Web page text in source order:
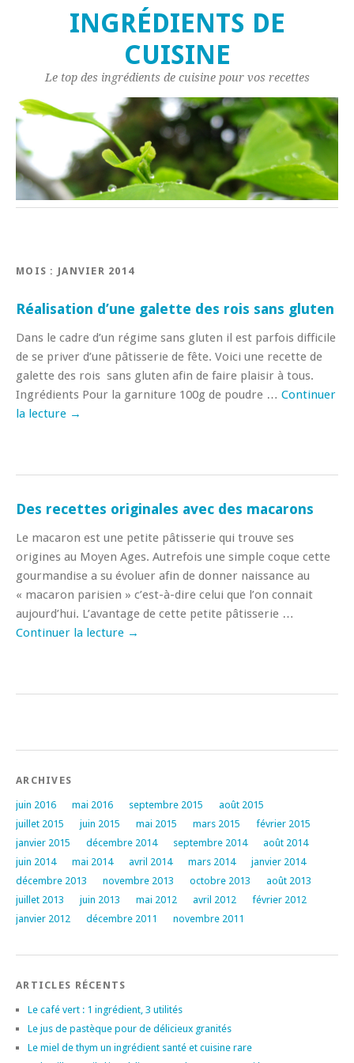
INGRÉDIENTS DE
CUISINE
Le top des ingrédients de cuisine pour vos recettes
MOIS : JANVIER 2014
Réalisation d’une galette des rois sans gluten
Dans le cadre d’un régime sans gluten il est parfois difficile
de se priver d’une pâtisserie de fête. Voici une recette de
galette des rois sans gluten afin de faire plaisir à tous.
Ingrédients Pour la garniture 100g de poudre … Continuer
la lecture →
Des recettes originales avec des macarons
Le macaron est une petite pâtisserie qui trouve ses
origines au Moyen Ages. Autrefois une simple coque cette
gourmandise a su évoluer afin de donner naissance au
« macaron parisien » c’est-à-dire celui que l’on connait
aujourd’hui. L’avantage de cette petite pâtisserie …
Continuer la lecture →
ARCHIVES
juin 2016 mai 2016 septembre 2015
août 2015
juillet 2015
juin 2015 mai 2015 mars 2015
février 2015
janvier 2015
décembre 2014 septembre 2014
août 2014
juin 2014
mai 2014 avril 2014 mars 2014
janvier 2014
décembre 2013
novembre 2013 octobre 2013
août 2013
juillet 2013
juin 2013 mai 2012 avril 2012
février 2012
janvier 2012
décembre 2011 novembre 2011
ARTICLES RÉCENTS
Le café vert : 1 ingrédient, 3 utilités
Le jus de pastèque pour de délicieux granités
Le miel de thym un ingrédient santé et cuisine rare